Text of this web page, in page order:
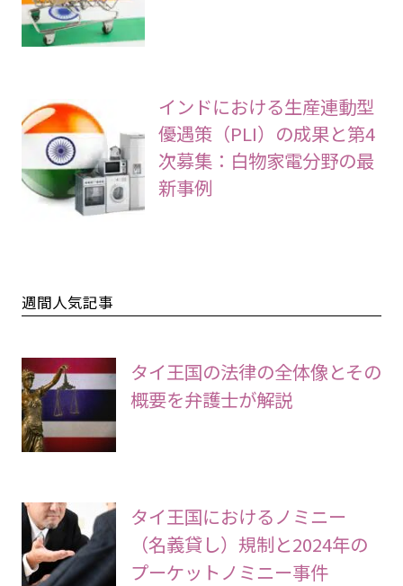
インドにおける生産連動型
優遇策（PLI）の成果と第4
次募集：白物家電分野の最
新事例
週間人気記事
タイ王国の法律の全体像とその
概要を弁護士が解説
タイ王国におけるノミニー
（名義貸し）規制と2024年の
プーケットノミニー事件